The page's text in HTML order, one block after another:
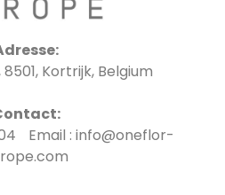
Kortrijk, Belgium
04 Email : info@oneflor-